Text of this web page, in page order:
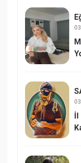
İl